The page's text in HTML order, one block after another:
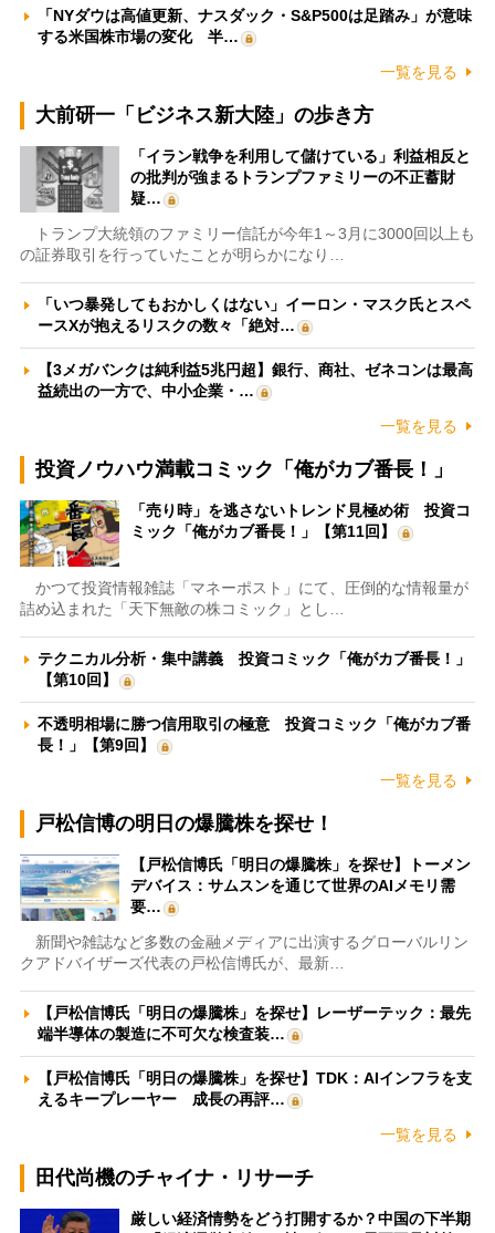
「NYダウは高値更新、ナスダック・S&P500は足踏み」が意味
する米国株市場の変化 半…
一覧を見る
大前研一「ビジネス新大陸」の歩き方
「イラン戦争を利用して儲けている」利益相反と
の批判が強まるトランプファミリーの不正蓄財
疑…
トランプ大統領のファミリー信託が今年1～3月に3000回以上も
の証券取引を行っていたことが明らかになり…
「いつ暴発してもおかしくはない」イーロン・マスク氏とスペ
ースXが抱えるリスクの数々「絶対…
【3メガバンクは純利益5兆円超】銀行、商社、ゼネコンは最高
益続出の一方で、中小企業・…
一覧を見る
投資ノウハウ満載コミック「俺がカブ番長！」
「売り時」を逃さないトレンド見極め術 投資コ
ミック「俺がカブ番長！」【第11回】
かつて投資情報雑誌「マネーポスト」にて、圧倒的な情報量が
詰め込まれた「天下無敵の株コミック」とし…
テクニカル分析・集中講義 投資コミック「俺がカブ番長！」
【第10回】
不透明相場に勝つ信用取引の極意 投資コミック「俺がカブ番
長！」【第9回】
一覧を見る
戸松信博の明日の爆騰株を探せ！
【戸松信博氏「明日の爆騰株」を探せ】トーメン
デバイス：サムスンを通じて世界のAIメモリ需
要…
新聞や雑誌など多数の金融メディアに出演するグローバルリン
クアドバイザーズ代表の戸松信博氏が、最新…
【戸松信博氏「明日の爆騰株」を探せ】レーザーテック：最先
端半導体の製造に不可欠な検査装…
【戸松信博氏「明日の爆騰株」を探せ】TDK：AIインフラを支
えるキープレーヤー 成長の再評…
一覧を見る
田代尚機のチャイナ・リサーチ
厳しい経済情勢をどう打開するか？中国の下半期